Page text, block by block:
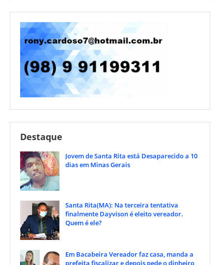
Destaque
Jovem de Santa Rita está Desaparecido a 10
dias em Minas Gerais
Santa Rita(MA): Na terceira tentativa
finalmente Dayvison é eleito vereador.
Quem é ele?
Em Bacabeira Vereador faz casa, manda a
prefeita fiscalizar e depois pede o dinheiro